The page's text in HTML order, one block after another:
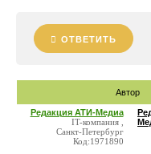
ОТВЕТИТЬ
Автор
Редакция АТИ-Медиа
IT-компания ,
Санкт-Петербург
Код:1971890